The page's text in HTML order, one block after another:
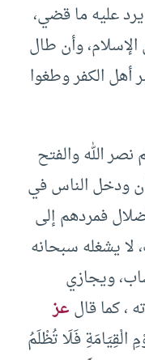
عليه ما قضي،
وأن طال
أهل الكفر وطغوا
الله والفتح
ودخل الناس في
فمردهم إلى
يشغله سبحانه
ويجازي
، كما قالعز
الْقِيَامَةِ فَلَا تُظْلَمُ